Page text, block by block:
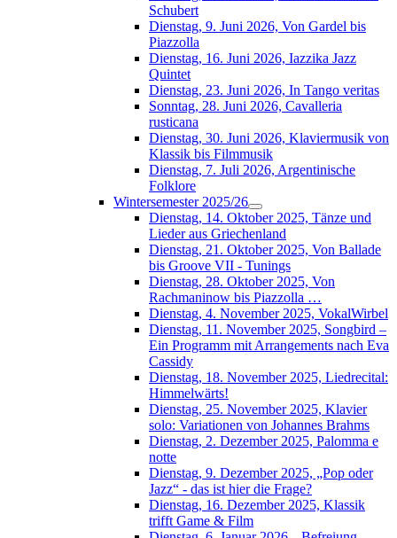
Schubert
Dienstag, 9. Juni 2026, Von Gardel bis
Piazzolla
Dienstag, 16. Juni 2026, Iazzika Jazz
Quintet
Dienstag, 23. Juni 2026, In Tango veritas
Sonntag, 28. Juni 2026, Cavalleria
rusticana
Dienstag, 30. Juni 2026, Klaviermusik von
Klassik bis Filmmusik
Dienstag, 7. Juli 2026, Argentinische
Folklore
Wintersemester 2025/26
Dienstag, 14. Oktober 2025, Tänze und
Lieder aus Griechenland
Dienstag, 21. Oktober 2025, Von Ballade
bis Groove VII - Tunings
Dienstag, 28. Oktober 2025, Von
Rachmaninow bis Piazzolla …
Dienstag, 4. November 2025, VokalWirbel
Dienstag, 11. November 2025, Songbird –
Ein Programm mit Arrangements nach Eva
Cassidy
Dienstag, 18. November 2025, Liedrecital:
Himmelwärts!
Dienstag, 25. November 2025, Klavier
solo: Variationen von Johannes Brahms
Dienstag, 2. Dezember 2025, Palomma e
notte
Dienstag, 9. Dezember 2025, „Pop oder
Jazz“ - das ist hier die Frage?
Dienstag, 16. Dezember 2025, Klassik
trifft Game & Film